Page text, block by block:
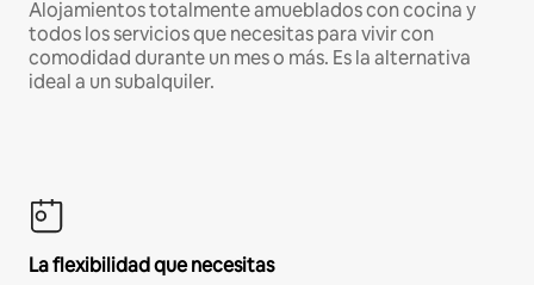
Alojamientos totalmente amueblados con cocina y
todos los servicios que necesitas para vivir con
comodidad durante un mes o más. Es la alternativa
ideal a un subalquiler.
La flexibilidad que necesitas